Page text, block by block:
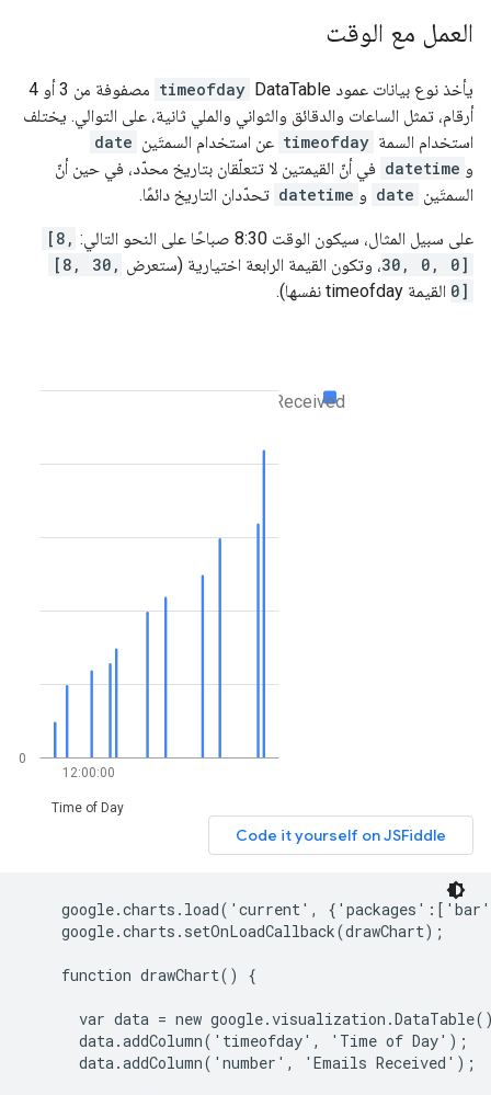
العمل مع الوقت
يأخذ نوع بيانات عمود DataTable timeofday
مصفوفة من 3 أو 4
أرقام، تمثل الساعات والدقائق والثواني والملي ثانية، على التوالي. يختلف
استخدام السمة timeofday عن استخدام السمتَين date
و datetime في أنّ القيمتين لا تتعلّقان بتاريخ محدّد، في حين أنّ
السمتَين date و datetime تحدّدان التاريخ دائمًا.
على سبيل المثال، سيكون الوقت 8:30 صباحًا على النحو التالي:
[8,
30, 0, 0]، وتكون القيمة الرابعة اختيارية (ستعرض [8, 30,
0] القيمة timeofday نفسها).
google.charts.load('current',
    google.charts.setOnLoadCallback(drawChart);
    function drawChart() {
var data = new
      data.addColumn('timeofday', 'Time of Day');
      data.addColumn('number', 'Emails Received');